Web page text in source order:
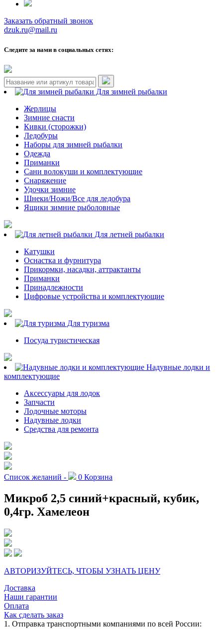
Заказать обратный звонок
dzuk.ru@mail.ru
Следите за нами в социальных сетях:
Для зимней рыбалки
Жерлицы
Зимние снасти
Кивки (сторожки)
Ледобуры
Наборы для зимней рыбалки
Одежда
Приманки
Сани волокуши и комплектующие
Снаряжение
Удочки зимние
Шнеки/Ножи/Все для ледобура
Ящики зимние рыболовные
Для летней рыбалки
Катушки
Оснастка и фурнитура
Прикормки, насадки, аттрактанты
Приманки
Принадлежности
Цифровые устройства и комплектующие
Для туризма
Посуда туристическая
Надувные лодки и
комплектующие
Аксессуары для лодок
Запчасти
Лодочные моторы
Надувные лодки
Средства для ремонта
Список желаний - 0 Корзина
Микроб 2,5 синий+красный, кубик,
0,4гр. Хамелеон
АВТОРИЗУЙТЕСЬ, ЧТОБЫ УЗНАТЬ ЦЕНУ
Доставка
Наши гарантии
Оплата
Как сделать заказ
1. Отправка транспортными компаниями по всей России: